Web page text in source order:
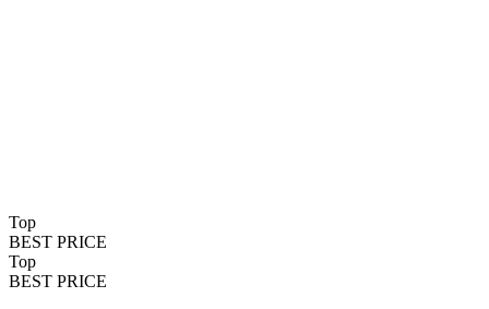
Top
BEST PRICE
Top
BEST PRICE